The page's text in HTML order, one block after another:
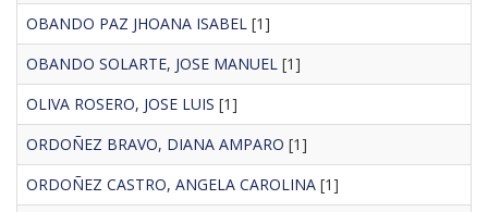
OBANDO PAZ JHOANA ISABEL [1]
OBANDO SOLARTE, JOSE MANUEL [1]
OLIVA ROSERO, JOSE LUIS [1]
ORDOÑEZ BRAVO, DIANA AMPARO [1]
ORDOÑEZ CASTRO, ANGELA CAROLINA [1]